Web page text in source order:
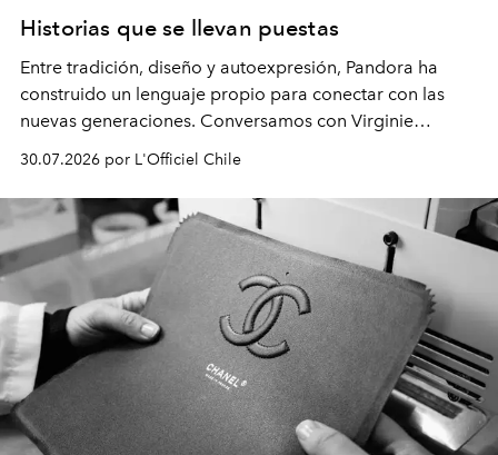
Historias que se llevan puestas
Entre tradición, diseño y autoexpresión, Pandora ha
construido un lenguaje propio para conectar con las
nuevas generaciones. Conversamos con Virginie
Dubray, la responsable de marketing para
Latinoamérica, sobre identidad, cultura y el valor
emocional que hoy define a la joyería contemporánea.
30.07.2026 por L'Officiel Chile